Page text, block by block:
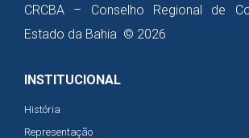
CRCBA – Conselho Regional de
Estado da Bahia © 2026
INSTITUCIONAL
História
Representação